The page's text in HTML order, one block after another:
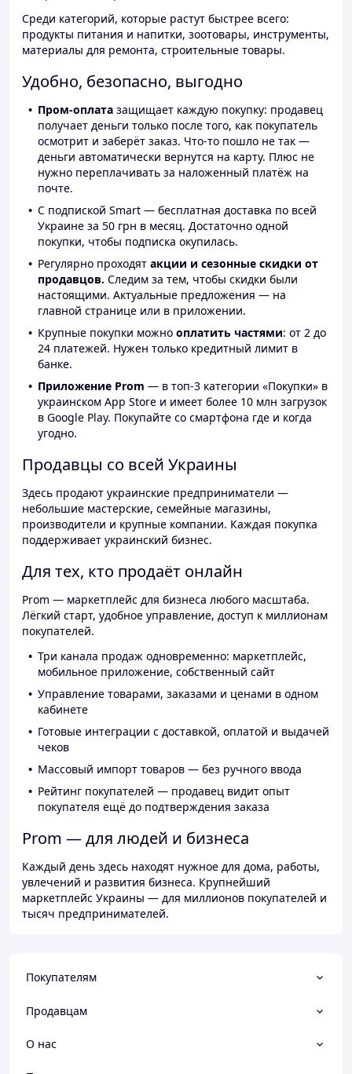
Среди категорий, которые растут быстрее всего:
продукты питания и напитки, зоотовары, инструменты,
материалы для ремонта, строительные товары.
Удобно, безопасно, выгодно
Пром-оплата защищает каждую покупку: продавец
получает деньги только после того, как покупатель
осмотрит и заберёт заказ. Что-то пошло не так —
деньги автоматически вернутся на карту. Плюс не
нужно переплачивать за наложенный платёж на
почте.
С подпиской Smart — бесплатная доставка по всей
Украине за 50 грн в месяц. Достаточно одной
покупки, чтобы подписка окупилась.
Регулярно проходят акции и сезонные скидки от
продавцов. Следим за тем, чтобы скидки были
настоящими. Актуальные предложения — на
главной странице или в приложении.
Крупные покупки можно оплатить частями: от 2 до
24 платежей. Нужен только кредитный лимит в
банке.
Приложение Prom — в топ-3 категории «Покупки» в
украинском App Store и имеет более 10 млн загрузок
в Google Play. Покупайте со смартфона где и когда
угодно.
Продавцы со всей Украины
Здесь продают украинские предприниматели —
небольшие мастерские, семейные магазины,
производители и крупные компании. Каждая покупка
поддерживает украинский бизнес.
Для тех, кто продаёт онлайн
Prom — маркетплейс для бизнеса любого масштаба.
Лёгкий старт, удобное управление, доступ к миллионам
покупателей.
Три канала продаж одновременно: маркетплейс,
мобильное приложение, собственный сайт
Управление товарами, заказами и ценами в одном
кабинете
Готовые интеграции с доставкой, оплатой и выдачей
чеков
Массовый импорт товаров — без ручного ввода
Рейтинг покупателей — продавец видит опыт
покупателя ещё до подтверждения заказа
Prom — для людей и бизнеса
Каждый день здесь находят нужное для дома, работы,
увлечений и развития бизнеса. Крупнейший
маркетплейс Украины — для миллионов покупателей и
тысяч предпринимателей.
Покупателям
Продавцам
О нас